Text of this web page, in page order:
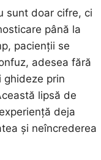
sunt doar cifre, ci
până la
pacienții se
adesea fără
ghideze prin
lipsă de
deja
și neîncrederea